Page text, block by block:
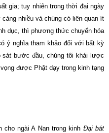
gia; tuy nhiên trong thời đại ngày
nhiều và chúng có liên quan ít
dục, thì phương thức chuyển hóa
ý nghĩa tham khảo đối với bất kỳ
sát bước đầu, chúng tôi khái lược
được Phật dạy trong kinh tạng
ngài A Nan trong kinh Đại bát